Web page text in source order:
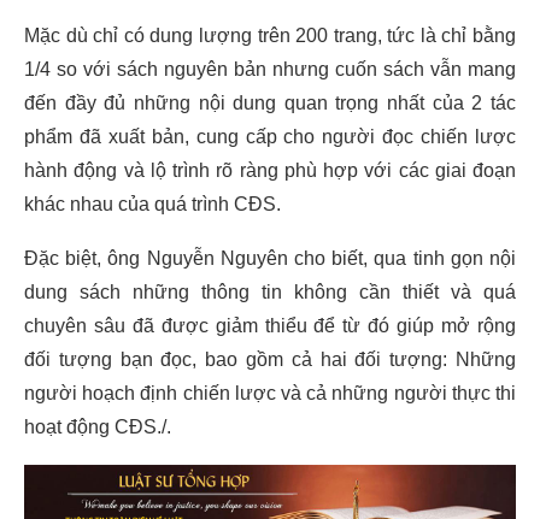
Mặc dù chỉ có dung lượng trên 200 trang, tức là chỉ bằng
1/4 so với sách nguyên bản nhưng cuốn sách vẫn mang
đến đầy đủ những nội dung quan trọng nhất của 2 tác
phẩm đã xuất bản, cung cấp cho người đọc chiến lược
hành động và lộ trình rõ ràng phù hợp với các giai đoạn
khác nhau của quá trình CĐS.
Đặc biệt, ông Nguyễn Nguyên cho biết, qua tinh gọn nội
dung sách những thông tin không cần thiết và quá
chuyên sâu đã được giảm thiểu để từ đó giúp mở rộng
đối tượng bạn đọc, bao gồm cả hai đối tượng: Những
người hoạch định chiến lược và cả những người thực thi
hoạt động CĐS./.